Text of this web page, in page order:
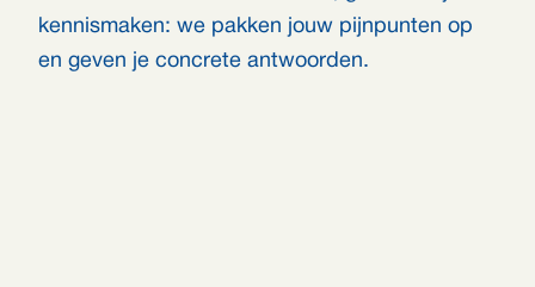
kennismaken: we pakken jouw pijnpunten op
en geven je concrete antwoorden.